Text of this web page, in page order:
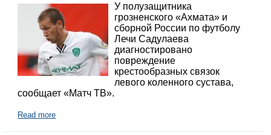
У полузащитника
грозненского «Ахмата» и
сборной России по футболу
Лечи Садулаева
диагностировано
повреждение
крестообразных связок
левого коленного сустава,
сообщает «Матч ТВ».
Read more